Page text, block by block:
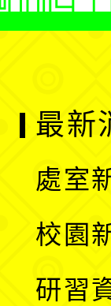
最新
處室
校園
研習